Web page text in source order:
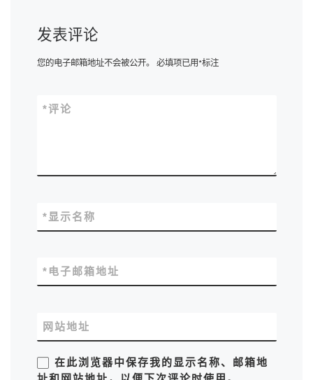
发表评论
您的电子邮箱地址不会被公开。 必填项已用*标注
评论
*
显示名称
*
电子邮箱地址
*
网站地址
在此浏览器中保存我的显示名称、邮箱地